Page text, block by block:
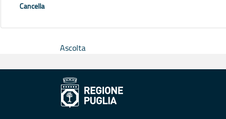
Cancella
Ascolta